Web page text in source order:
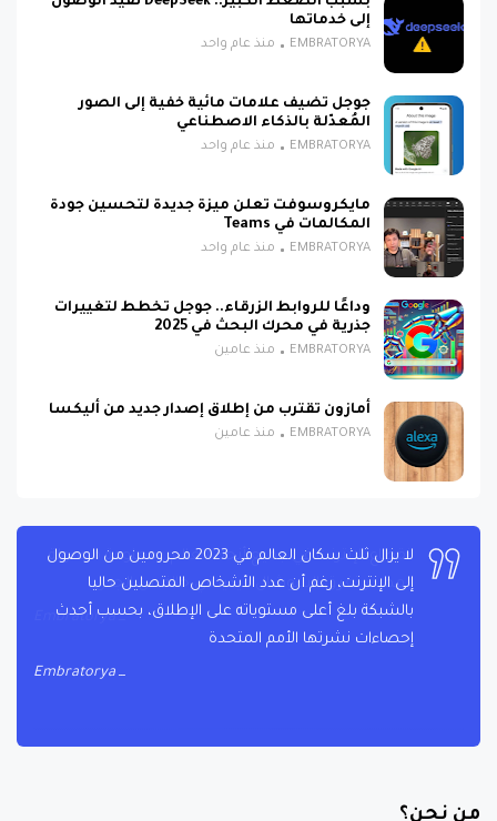
إلى خدماتها
EMBRATORYA منذ عام واحد
جوجل تضيف علامات مائية خفية إلى الصور
المُعدّلة بالذكاء الاصطناعي
EMBRATORYA منذ عام واحد
مايكروسوفت تعلن ميزة جديدة لتحسين جودة
المكالمات في Teams
EMBRATORYA منذ عام واحد
وداعًا للروابط الزرقاء.. جوجل تخطط لتغييرات
جذرية في محرك البحث في 2025
EMBRATORYA منذ عامين
أمازون تقترب من إطلاق إصدار جديد من أليكسا
EMBRATORYA منذ عامين
لا يزال ثلث سكان العالم في 2023 محرومين من الوصول
إلى الإنترنت، رغم أن عدد الأشخاص المتصلين حاليا
بالشبكة بلغ أعلى مستوياته على الإطلاق، بحسب أحدث
إحصاءات نشرتها الأمم المتحدة
Embratorya
من نحن؟